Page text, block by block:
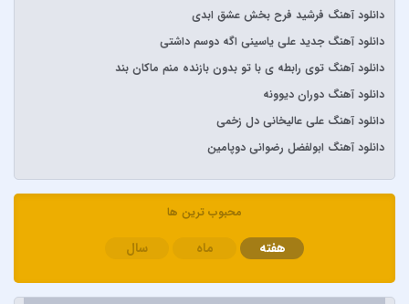
آرمین زارعی
آرون افشار
آصف آریا
آیتوکان
آیسم
ابراهیم تاتلیسس
ابی دولابی
اپیکور و امین امینم
دانلود آهنگ فرشید فرح بخش عشق ابدی
دانلود آهنگ جدید علی یاسینی اگه دوسم داشتی
دانلود آهنگ توی رابطه ی با تو بدون بازنده منم ماکان بند
دانلود آهنگ دوران دیوونه
دانلود آهنگ علی عالیخانی دل زخمی
دانلود آهنگ ابولفضل رضوانی دوپامین
محبوب ترین ها
هفته ماه سال